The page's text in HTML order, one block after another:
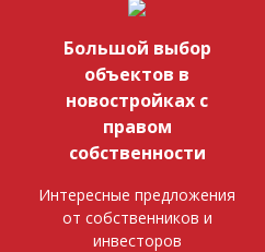
Большой выбор
объектов в
новостройках с
правом
собственности
Интересные предложения
от собственников и
инвесторов